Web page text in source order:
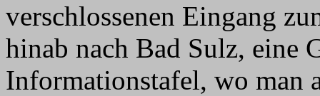
verschlossenen Eingang
hinab nach Bad Sulz, eine
Informationstafel, wo man